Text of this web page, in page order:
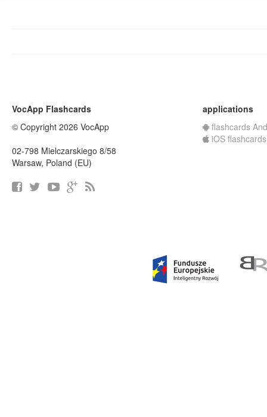
VocApp Flashcards
© Copyright 2026 VocApp
02-798 Mielczarskiego 8/58
Warsaw, Poland (EU)
applications
flashcards
iOS flashcards